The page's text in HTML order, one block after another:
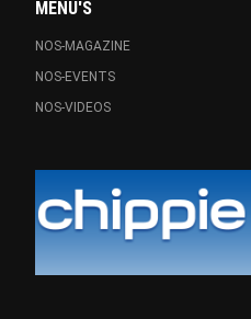
MENU'S
NOS-MAGAZINE
NOS-EVENTS
NOS-VIDEOS